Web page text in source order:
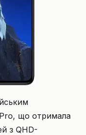
що отримала
з QHD-